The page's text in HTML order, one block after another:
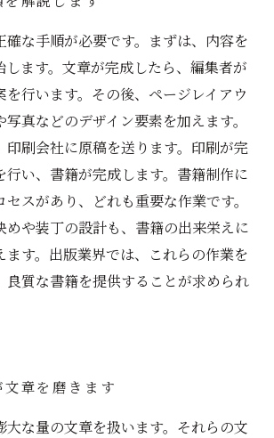
確な手順が必要です。まずは、内容を
します。文章が完成したら、編集者が
行います。その後、ページレイアウ
写真などのデザイン要素を加えます。
印刷会社に原稿を送ります。印刷が完
行い、書籍が完成します。書籍制作に
スがあり、どれも重要な作業です。
めや装丁の設計も、書籍の出来栄えに
ます。出版業界では、これらの作業を
良質な書籍を提供することが求められ
章を磨きます
大な量の文章を扱います。それらの文